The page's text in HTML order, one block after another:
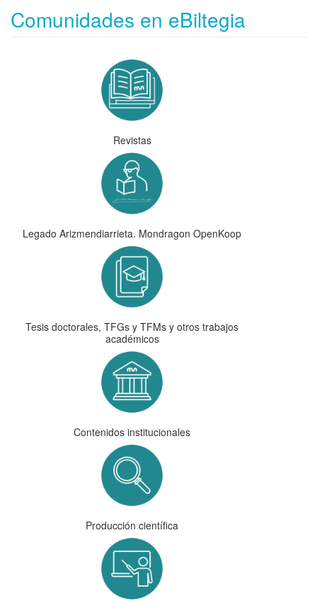
Comunidades en eBiltegia
Revistas
Legado Arizmendiarrieta. Mondragon OpenKoop
Tesis doctorales, TFGs y TFMs y otros trabajos
académicos
Contenidos institucionales
Producción científica